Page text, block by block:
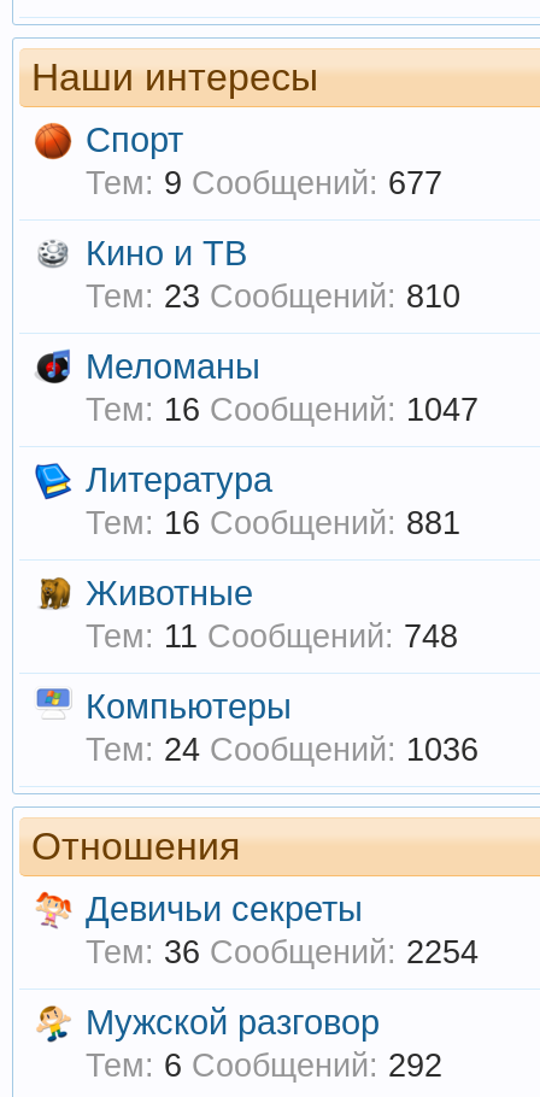
Наши интересы
Спорт
Тем: 9 Сообщений: 677
Кино и ТВ
Тем: 23 Сообщений: 810
Меломаны
Тем: 16 Сообщений: 1047
Литература
Тем: 16 Сообщений: 881
Животные
Тем: 11 Сообщений: 748
Компьютеры
Тем: 24 Сообщений: 1036
Отношения
Девичьи секреты
Тем: 36 Сообщений: 2254
Мужской разговор
Тем: 6 Сообщений: 292